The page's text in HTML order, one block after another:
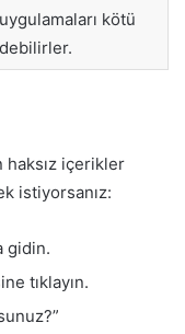
kötü
haksız içerikler
istiyorsanız:
gidin.
tıklayın.